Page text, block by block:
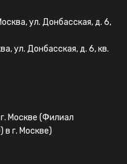
ул. Донбасская, д. 6,
ул. Донбасская, д. 6, кв.
Москве (Филиал
г. Москве)